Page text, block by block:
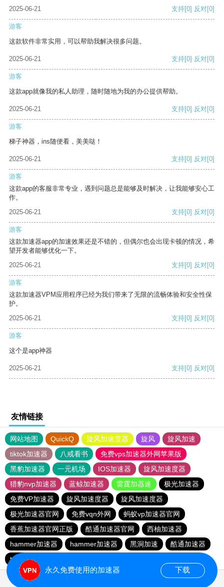
2025-06-21
支持[0] 反对[0]
游客
这款软件非常实用，可以帮助我解决很多问题。
2025-06-21 支持[0] 反对[0]
游客
这款app就像我的私人助理，随时随地为我的办公提供帮助。
2025-06-21 支持[0] 反对[0]
游客
梯子神器，ins随便看，美美哒！
2025-06-21 支持[0] 反对[0]
游客
这款app的客服非常专业，遇到问题总是能够及时解决，让我能够安心工
作。
2025-06-21
支持[0] 反对[0]
游客
这款加速器app的加速效果还是不错的，但偶尔也会出现卡顿的情况，希
望开发者能够优化一下。
2025-06-21
支持[0] 反对[0]
游客
这款加速器VPM应用程序已经为我们带来了无限的流畅体验和安全性保
护。
2025-06-21
支持[0] 反对[0]
游客
这个是app神器
2025-06-21 支持[0] 反对[0]
友情链接
网站地图 QuickQ 旋风加速度器 旋风
旋风加速
tiktok加速器
八戒看书
免费vps加速器外网苹果版
黑豹加速器
一元机场 IOS加速器
旋风加速度器
猎豹nvp加速器
蓝鲸加速器 雷霆加器速
极光加速器
免费VP加速器
旋风加速度器
旋风加速度器
极光加速器官网
免费vqn外网
蚂蚁vp加速器官网
香蕉加速器官网正版
酷通加速器官网
西柚加速器
hammer加速器
hammer加速器 黑洞加速
酷通加速器
tyl加速器官网
永久免费使用的加速器 下载